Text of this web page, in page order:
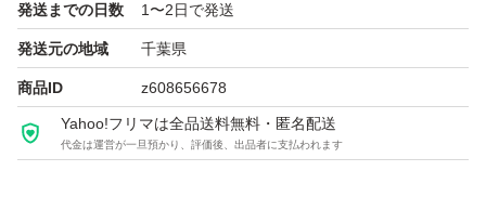
（Aランク品）
前回の試合練習で少し使ったシャトル？って思われるくら
いの状態で、ゲーム練でも十分使用できるもの。
発送までの日数 1〜2日で発送
発送元の地域 千葉県
商品ID z608656678
Yahoo!フリマは全品送料無料・匿名配送
代金は運営が一旦預かり、評価後、出品者に支払われます